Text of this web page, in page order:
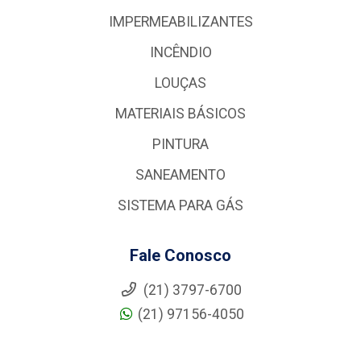
IMPERMEABILIZANTES
INCÊNDIO
LOUÇAS
MATERIAIS BÁSICOS
PINTURA
SANEAMENTO
SISTEMA PARA GÁS
Fale Conosco
(21) 3797-6700
(21) 97156-4050